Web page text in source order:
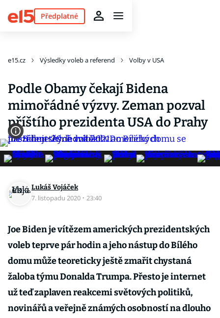
Předplatné
e15.cz Výsledky voleb a referend Volby v USA
Podle Obamy čekají Bidena
mimořádné výzvy. Zeman pozval
příštího prezidenta USA do Prahy
Lukáš Vojáček
7. listopadu 2020 · 23:40
Joe Biden je vítězem amerických prezidentských
voleb teprve pár hodin a jeho nástup do Bílého
domu může teoreticky ještě zmařit chystaná
žaloba týmu Donalda Trumpa. Přesto je internet
už teď zaplaven reakcemi světových politiků,
novinářů a veřejně známých osobností na dlouho